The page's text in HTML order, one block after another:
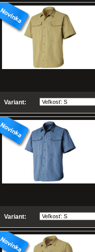
Variant:
Variant: